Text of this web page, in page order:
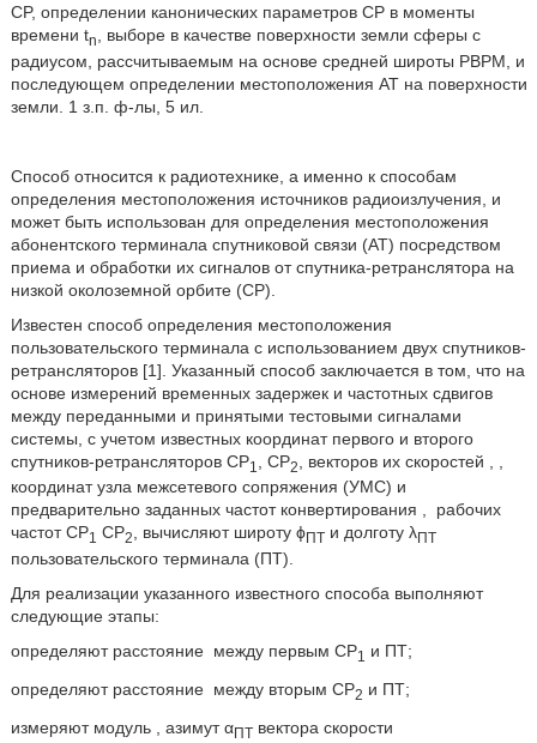
CP, определении канонических параметров CP в моменты
времени tn
, выборе в качестве поверхности земли сферы с
радиусом, рассчитываемым на основе средней широты РВРМ, и
последующем определении местоположения AT на поверхности
земли. 1 з.п. ф-лы, 5 ил.
Способ относится к радиотехнике, а именно к способам
определения местоположения источников радиоизлучения, и
может быть использован для определения местоположения
абонентского терминала спутниковой связи (AT) посредством
приема и обработки их сигналов от спутника-ретранслятора на
низкой околоземной орбите (CP).
Известен способ определения местоположения
пользовательского терминала с использованием двух спутников-
ретрансляторов [1]. Указанный способ заключается в том, что на
основе измерений временных задержек и частотных сдвигов
между переданными и принятыми тестовыми сигналами
системы, с учетом известных координат первого и второго
спутников-ретрансляторов CP1 , СР2 , векторов их скоростей
координат узла межсетевого сопряжения (УМС) и
предварительно заданных частот конвертирования ,
рабочих
частот СР1 СР2, вычисляют широту ϕПТи долготу λПТ
пользовательского терминала (ПТ).
Для реализации указанного известного способа выполняют
следующие этапы:
определяют расстояние между первым CP1
и ПТ;
определяют расстояние между вторым СР2 и ПТ;
измеряют модуль
, азимут αПТвектора скорости